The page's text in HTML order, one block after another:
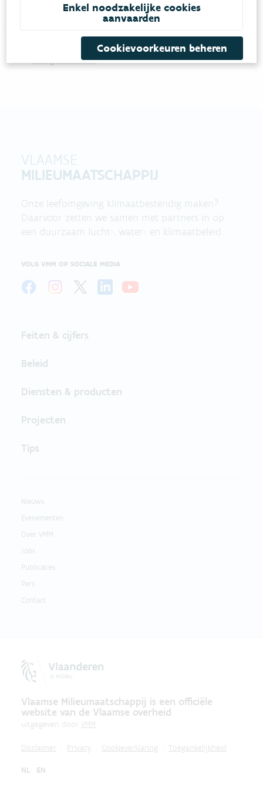
Niet gevonden wat je zocht? Vul ons
contactformulier in.
Bel gratis 1700
VLAAMSE
MILIEUMAATSCHAPPIJ
Onze leefomgeving klimaatbestendig maken?
Daarvoor zetten we samen met partners in op
een duurzaam lucht-, water- en klimaatbeleid.
VOLG VMM OP SOCIALE MEDIA
Feiten & cijfers
Beleid
Diensten & producten
Projecten
Tips
Nieuws
Evenementen
Over VMM
Jobs
Publicaties
Pers
Contact
Vlaamse Milieumaatschappij is een officiële
website van de Vlaamse overheid
uitgegeven door VMM
Disclaimer Privacy Cookieverklaring Toegankelijkheid
NL EN
Enkel noodzakelijke cookies
aanvaarden
Cookievoorkeuren beheren